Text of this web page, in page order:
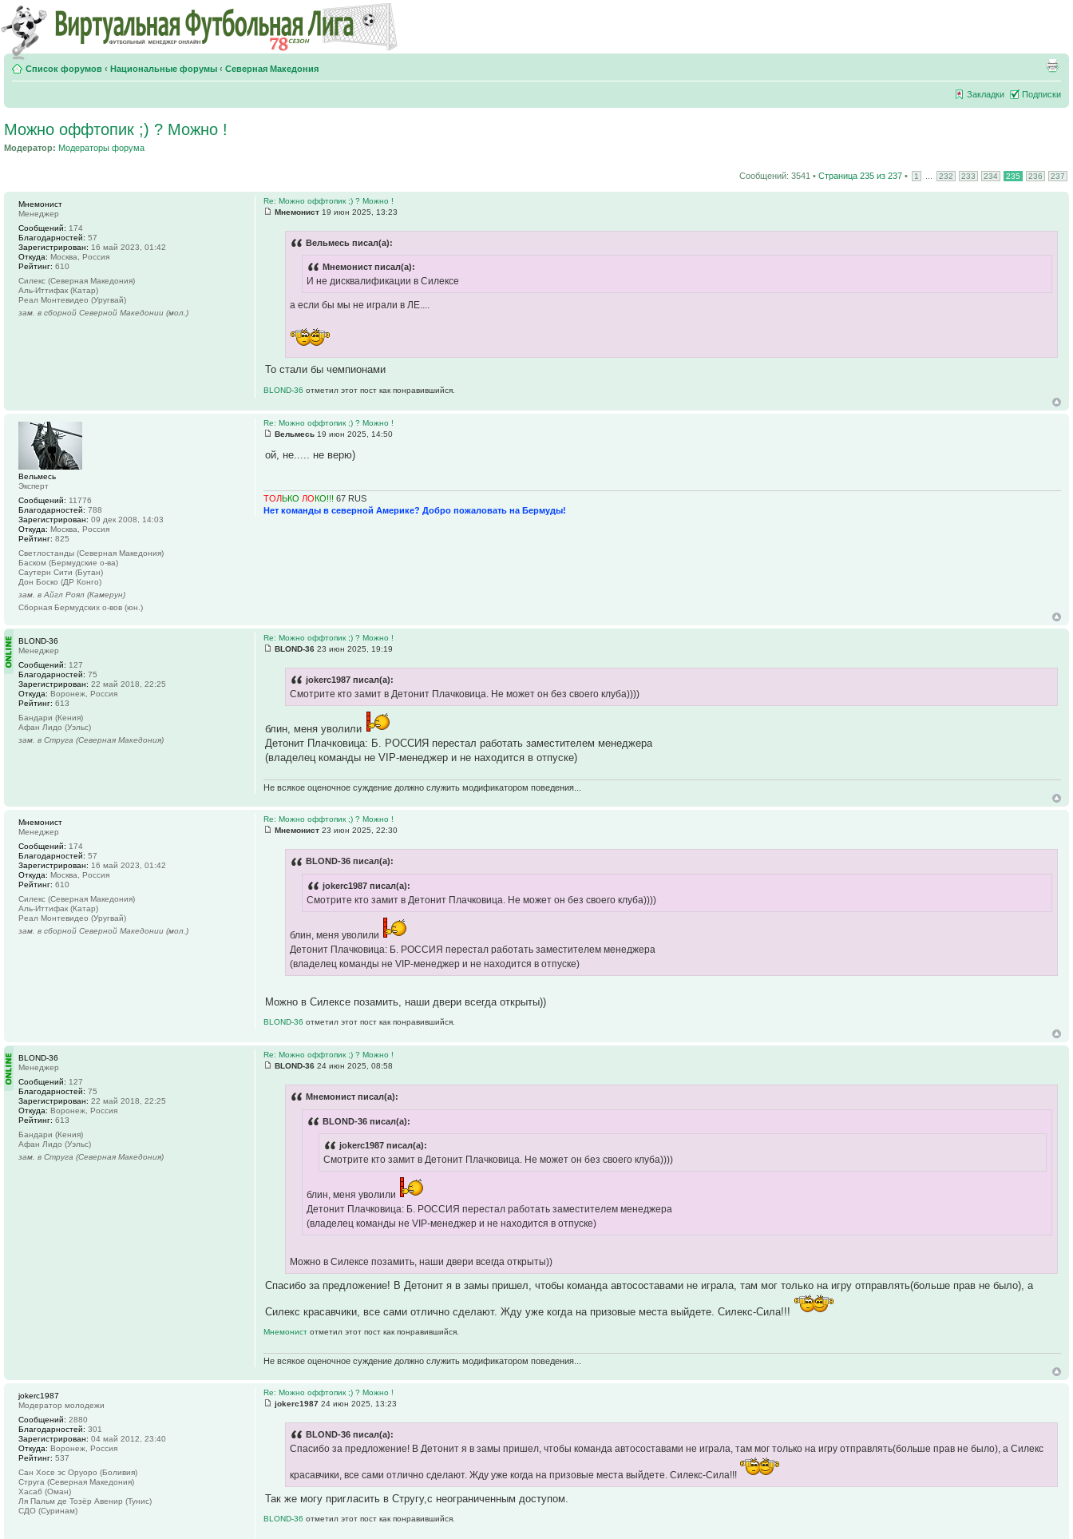
Список форумов ‹ Национальные форумы ‹ Северная Македония
Закладки Подписки
Можно оффтопик ;) ? Можно !
Модератор: Модераторы форума
Сообщений: 3541 • Страница 235 из 237 • 1 232 233 234 235 236 237
Re: Можно оффтопик ;) ? Можно !
Мнемонист 19 июн 2025, 13:23
Вельмесь писал(а):
Мнемонист писал(а):
И не дисквалификации в Силексе
а если бы мы не играли в ЛЕ....
То стали бы чемпионами
BLOND-36отметил этот пост как понравившийся.
Мнемонист
Менеджер
Сообщений: 174
Благодарностей: 57
Зарегистрирован: 16 май 2023, 01:42
Откуда: Москва, Россия
Рейтинг: 610
Силекс (Северная Македония)
Аль-Иттифак (Катар)
Реал Монтевидео (Уругвай)
зам. в сборной Северной Македонии (мол.)
Re: Можно оффтопик ;) ? Можно !
Вельмесь 19 июн 2025, 14:50
ой, не..... не верю)
ТОЛЬКО ЛОКО!!! 67 RUS
Нет команды в северной Америке? Добро пожаловать на Бермуды!
Вельмесь
Эксперт
Сообщений: 11776
Благодарностей: 788
Зарегистрирован: 09 дек 2008, 14:03
Откуда: Москва, Россия
Рейтинг: 825
Светлостанды (Северная Македония)
Баском (Бермудские о-ва)
Саутерн Сити (Бутан)
Дон Боско (ДР Конго)
зам. в Айгл Роял (Камерун)
Сборная Бермудских о-вов (юн.)
Re: Можно оффтопик ;) ? Можно !
BLOND-36 23 июн 2025, 19:19
jokerc1987 писал(а):
Смотрите кто замит в Детонит Плачковица. Не может он без своего клуба))))
блин, меня уволили
Детонит Плачковица: Б. РОССИЯ перестал работать заместителем менеджера
(владелец команды не VIP-менеджер и не находится в отпуске)
Не всякое оценочное суждение должно служить модификатором поведения...
BLOND-36
Менеджер
Сообщений: 127
Благодарностей: 75
Зарегистрирован: 22 май 2018, 22:25
Откуда: Воронеж, Россия
Рейтинг: 613
Бандари (Кения)
Афан Лидо (Уэльс)
зам. в Струга (Северная Македония)
Re: Можно оффтопик ;) ? Можно !
Мнемонист 23 июн 2025, 22:30
BLOND-36 писал(а):
jokerc1987 писал(а):
Смотрите кто замит в Детонит Плачковица. Не может он без своего клуба))))
блин, меня уволили
Детонит Плачковица: Б. РОССИЯ перестал работать заместителем менеджера
(владелец команды не VIP-менеджер и не находится в отпуске)
Можно в Силексе позамить, наши двери всегда открыты))
BLOND-36отметил этот пост как понравившийся.
Мнемонист
Менеджер
Сообщений: 174
Благодарностей: 57
Зарегистрирован: 16 май 2023, 01:42
Откуда: Москва, Россия
Рейтинг: 610
Силекс (Северная Македония)
Аль-Иттифак (Катар)
Реал Монтевидео (Уругвай)
зам. в сборной Северной Македонии (мол.)
Re: Можно оффтопик ;) ? Можно !
BLOND-36 24 июн 2025, 08:58
Мнемонист писал(а):
BLOND-36 писал(а):
jokerc1987 писал(а):
Смотрите кто замит в Детонит Плачковица. Не может он без своего клуба))))
блин, меня уволили
Детонит Плачковица: Б. РОССИЯ перестал работать заместителем менеджера
(владелец команды не VIP-менеджер и не находится в отпуске)
Можно в Силексе позамить, наши двери всегда открыты))
Спасибо за предложение! В Детонит я в замы пришел, чтобы команда автосоставами не играла, там мог только на игру отправлять(больше прав не было), а
Силекс красавчики, все сами отлично сделают. Жду уже когда на призовые места выйдете. Силекс-Сила!!!
Мнемонистотметил этот пост как понравившийся.
Не всякое оценочное суждение должно служить модификатором поведения...
BLOND-36
Менеджер
Сообщений: 127
Благодарностей: 75
Зарегистрирован: 22 май 2018, 22:25
Откуда: Воронеж, Россия
Рейтинг: 613
Бандари (Кения)
Афан Лидо (Уэльс)
зам. в Струга (Северная Македония)
Re: Можно оффтопик ;) ? Можно !
jokerc1987 24 июн 2025, 13:23
BLOND-36 писал(а):
Спасибо за предложение! В Детонит я в замы пришел, чтобы команда автосоставами не играла, там мог только на игру отправлять(больше прав не было), а Силекс
красавчики, все сами отлично сделают. Жду уже когда на призовые места выйдете. Силекс-Сила!!!
Так же могу пригласить в Стругу,с неограниченным доступом.
BLOND-36отметил этот пост как понравившийся.
jokerc1987
Модератор молодежи
Сообщений: 2880
Благодарностей: 301
Зарегистрирован: 04 май 2012, 23:40
Откуда: Воронеж, Россия
Рейтинг: 537
Сан Хосе эс Оруоро (Боливия)
Струга (Северная Македония)
Хасаб (Оман)
Ля Пальм де Тозёр Авенир (Тунис)
СДО (Суринам)